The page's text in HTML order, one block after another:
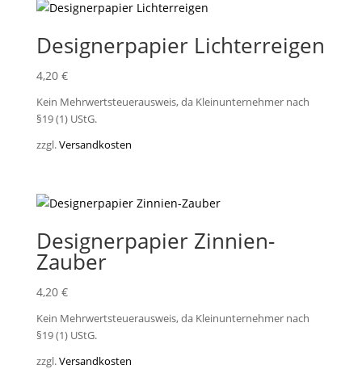
Designerpapier Lichterreigen
4,20 €
Kein Mehrwertsteuerausweis, da Kleinunternehmer nach
§19 (1) UStG.
zzgl.Versandkosten
Designerpapier Zinnien-
Zauber
4,20 €
Kein Mehrwertsteuerausweis, da Kleinunternehmer nach
§19 (1) UStG.
zzgl.Versandkosten